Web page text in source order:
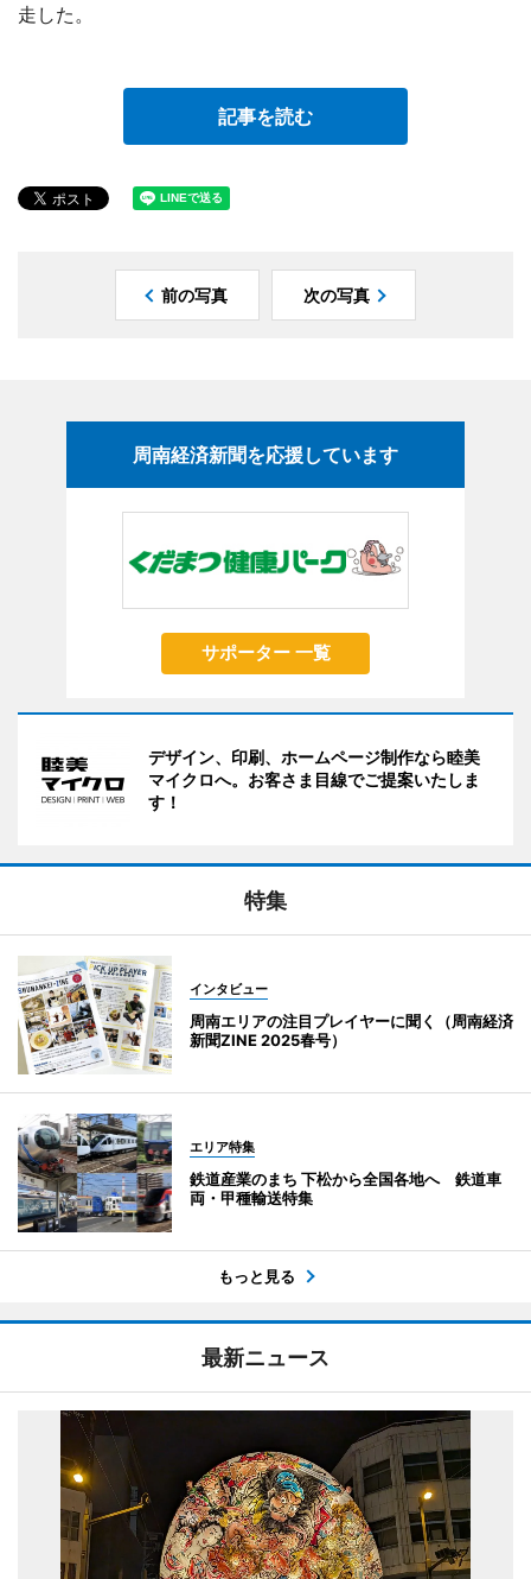
走した。
記事を読む
前の写真 次の写真
周南経済新聞を応援しています
サポーター 一覧
デザイン、印刷、ホームページ制作なら睦美
マイクロへ。お客さま目線でご提案いたしま
す！
特集
インタビュー
周南エリアの注目プレイヤーに聞く（周南経済
新聞ZINE 2025春号）
エリア特集
鉄道産業のまち 下松から全国各地へ 鉄道車
両・甲種輸送特集
もっと見る
最新ニュース